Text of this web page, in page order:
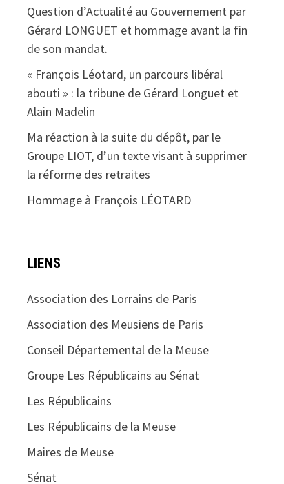
Question d’Actualité au Gouvernement par
Gérard LONGUET et hommage avant la fin
de son mandat.
« François Léotard, un parcours libéral
abouti » : la tribune de Gérard Longuet et
Alain Madelin
Ma réaction à la suite du dépôt, par le
Groupe LIOT, d’un texte visant à supprimer
la réforme des retraites
Hommage à François LÉOTARD
LIENS
Association des Lorrains de Paris
Association des Meusiens de Paris
Conseil Départemental de la Meuse
Groupe Les Républicains au Sénat
Les Républicains
Les Républicains de la Meuse
Maires de Meuse
Sénat